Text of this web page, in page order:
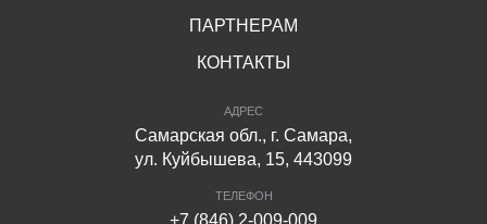
ПАРТНЕРАМ
КОНТАКТЫ
АДРЕС
Самарская обл., г. Самара,
ул. Куйбышева, 15, 443099
ТЕЛЕФОН